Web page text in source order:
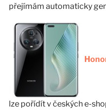
přejímám automaticky
lze pořídít včeských e-